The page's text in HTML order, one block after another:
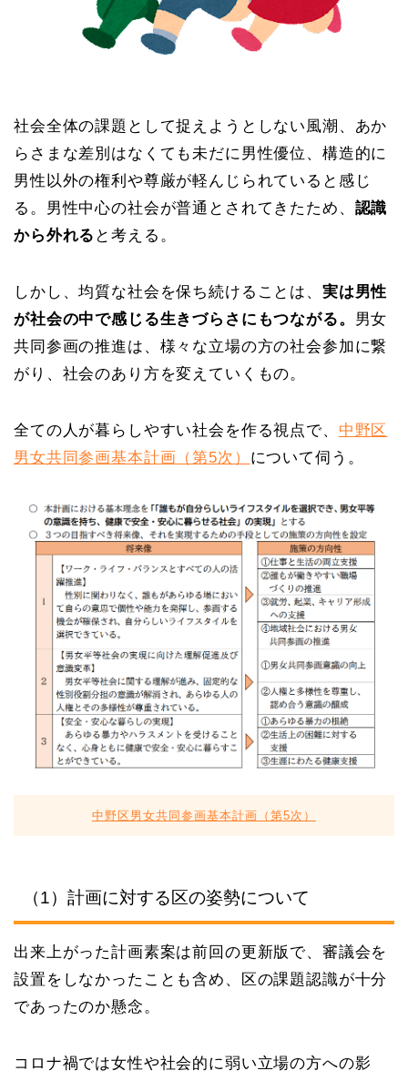
社会全体の課題として捉えようとしない風潮、あか
らさまな差別はなくても未だに男性優位、構造的に
男性以外の権利や尊厳が軽んじられていると感じ
る。男性中心の社会が普通とされてきたため、 認識
から外れる と考える。
しかし、均質な社会を保ち続けることは、 実は男性
が社会の中で感じる生きづらさにもつながる。 男女
共同参画の推進は、様々な立場の方の社会参加に繋
がり、社会のあり方を変えていくもの。
全ての人が暮らしやすい社会を作る視点で、 中野区
男女共同参画基本計画（第5次） について伺う。
中野区男女共同参画基本計画（第5次）
（1）計画に対する区の姿勢について
出来上がった計画素案は前回の更新版で、審議会を
設置をしなかったことも含め、区の課題認識が十分
であったのか懸念。
コロナ禍では女性や社会的に弱い立場の方への影